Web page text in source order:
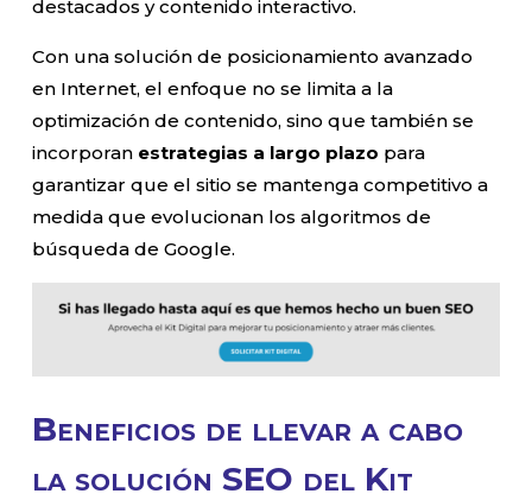
destacados y contenido interactivo.
Con una solución de posicionamiento avanzado
en Internet, el enfoque no se limita a la
optimización de contenido, sino que también se
incorporan estrategias a largo plazo para
garantizar que el sitio se mantenga competitivo a
medida que evolucionan los algoritmos de
búsqueda de Google.
Beneficios de llevar a cabo
la solución SEO del Kit